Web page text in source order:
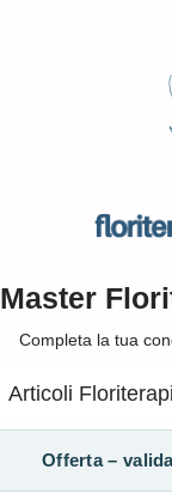
Master
Completa la tua
Articoli
Offerta –